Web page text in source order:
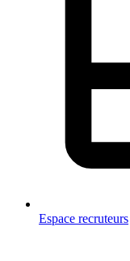
Espace recruteurs